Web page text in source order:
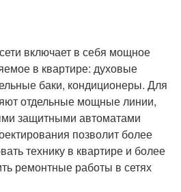
включает в себя мощное
в квартире: духовые
баки, кондиционеры. Для
отдельные мощные линии,
защитными автоматами
позволит более
технику в квартире и более
ремонтные работы в сетях